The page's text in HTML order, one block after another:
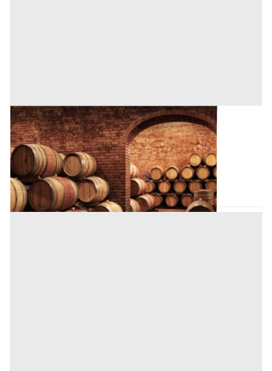
Cantina all'asta a Padova
Padova (Padova)
Offerta minima
45.000 € 60.000 €
Codice asta:BN518236902918
Asta chiusa